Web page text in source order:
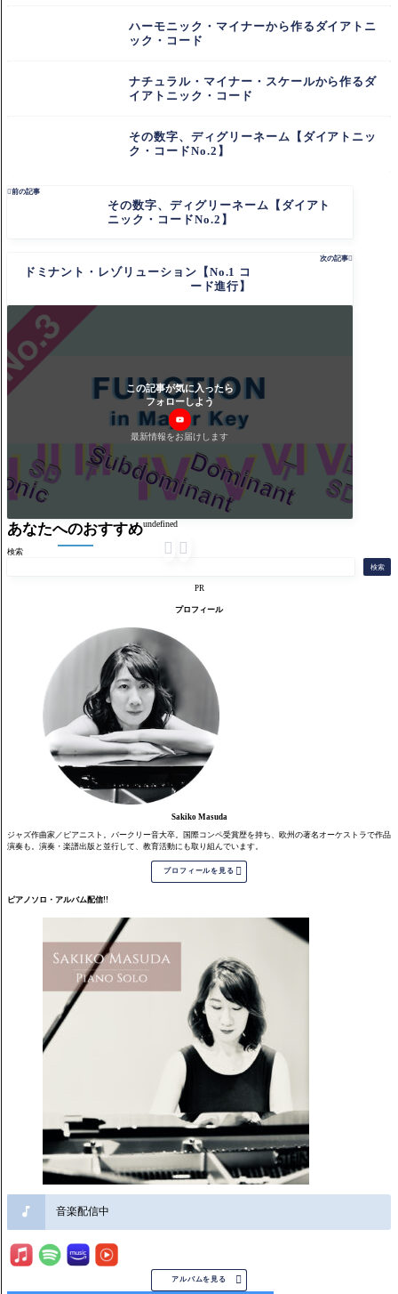
ハーモニック・マイナーから作るダイアトニ
ック・コード
ナチュラル・マイナー・スケールから作るダ
イアトニック・コード
その数字、ディグリーネーム【ダイアトニッ
ク・コードNo.2】
前の記事
その数字、ディグリーネーム【ダイアト
ニック・コードNo.2】
次の記事
ドミナント・レゾリューション【No.1 コ
ード進行】
この記事が気に入ったら
フォローしよう
最新情報をお届けします
検索
検索
PR
プロフィール
Sakiko Masuda
ジャズ作曲家／ピアニスト。バークリー音大卒。国際コンペ受賞歴を持ち、欧州の著名オーケストラで作品
演奏も。演奏・楽譜出版と並行して、教育活動にも取り組んでいます。
プロフィールを見る 
ピアノソロ・アルバム配信!!
音楽配信中
アルバムを見る 
あなたへのおすすめundefined
 